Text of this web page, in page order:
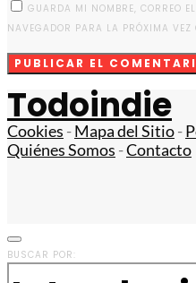
GUARDA MI NOMBRE, CORREO
NAVEGADOR PARA LA PRÓXIMA VEZ
Todoindie
Cookies -Mapa del Sitio-
Quiénes Somos -Contacto
BUSCAR POR: